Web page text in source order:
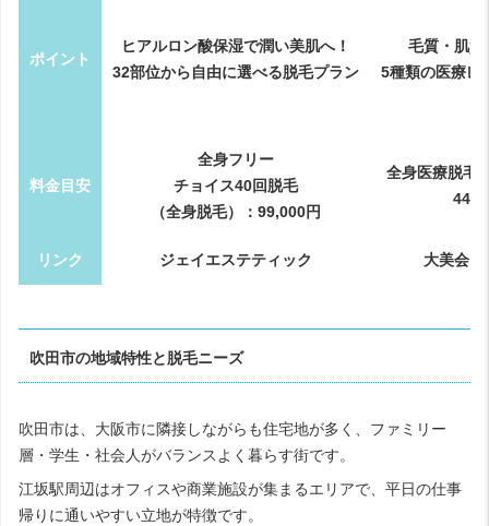
ポイント
ヒアルロン酸保湿で潤い美肌へ！
32部位から自由に選べる脱毛プラン
毛質・肌質
5種類の医療レ
料金目安
全身フリー
チョイス40回脱毛
（全身脱毛）：99,000円
全身医療脱
リンク ジェイエステティック 大美会
吹田市の地域特性と脱毛ニーズ
吹田市は、大阪市に隣接しながらも住宅地が多く、ファミリー
層・学生・社会人がバランスよく暮らす街です。
江坂駅周辺はオフィスや商業施設が集まるエリアで、平日の仕事
帰りに通いやすい立地が特徴です。